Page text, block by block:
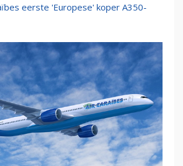
eerste 'Europese' koper A350-